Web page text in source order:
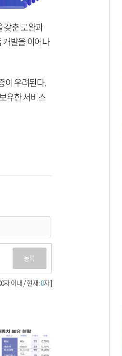
갖춘 로완과
개발을 이어나
이 우려된다.
유한 서비스
등록
자 이내 / 현재:0자 ]